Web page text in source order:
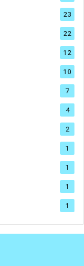
23
22
12
10
7
4
2
1
1
1
1